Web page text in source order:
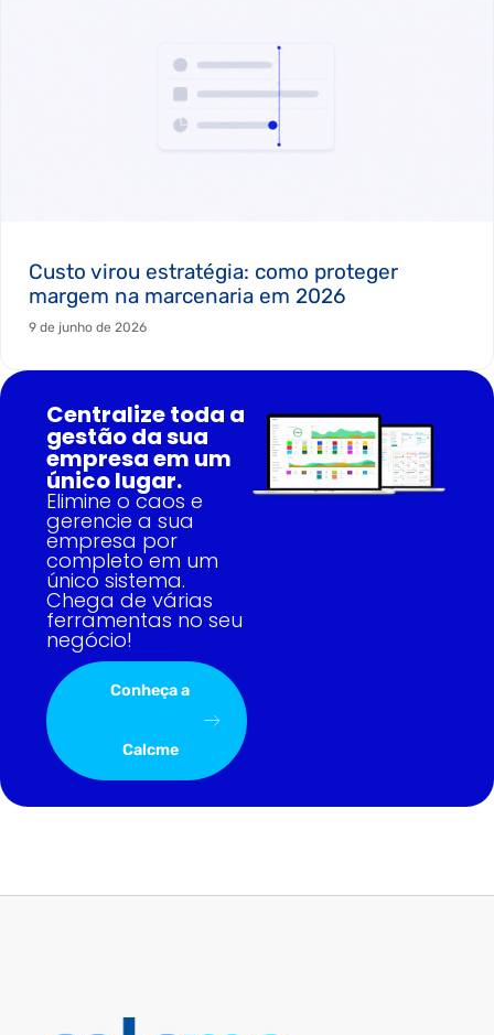
Custo virou estratégia: como proteger
margem na marcenaria em 2026
9 de junho de 2026
Centralize toda a
gestão da sua
empresa em um
único lugar.
Elimine o caos e
gerencie a sua
empresa por
completo em um
único sistema.
Chega de várias
ferramentas no seu
negócio!
Conheça a
Calcme